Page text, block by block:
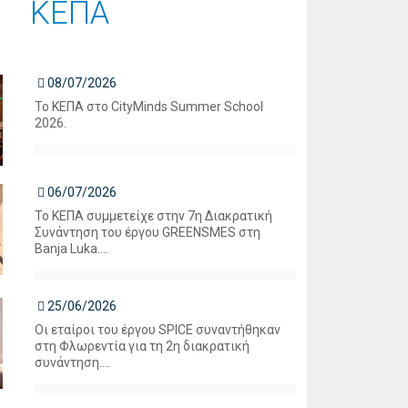
ΚΕΠΑ
08/07/2026
Το ΚΕΠΑ στο CityMinds Summer School
2026.
06/07/2026
Το ΚΕΠΑ συμμετείχε στην 7η Διακρατική
Συνάντηση του έργου GREENSMES στη
Banja Luka....
25/06/2026
Οι εταίροι του έργου SPICE συναντήθηκαν
στη Φλωρεντία για τη 2η διακρατική
συνάντηση....